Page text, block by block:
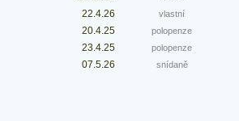
22.4.26 vlastní
20.4.25 polopenze
23.4.25 polopenze
07.5.26 snídaně